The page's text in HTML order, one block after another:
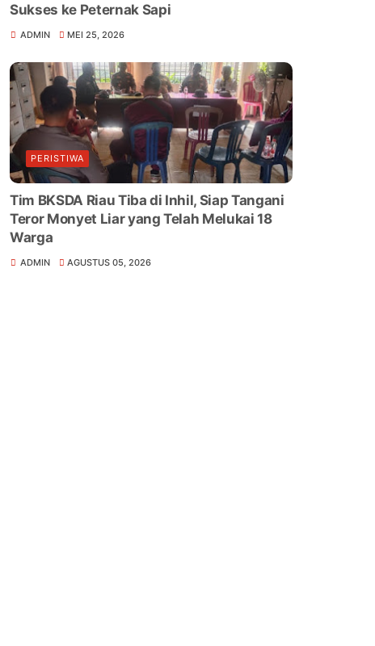
Sukses ke Peternak Sapi
ADMIN MEI 25, 2026
PERISTIWA
Tim BKSDA Riau Tiba di Inhil, Siap Tangani
Teror Monyet Liar yang Telah Melukai 18
Warga
ADMIN AGUSTUS 05, 2026